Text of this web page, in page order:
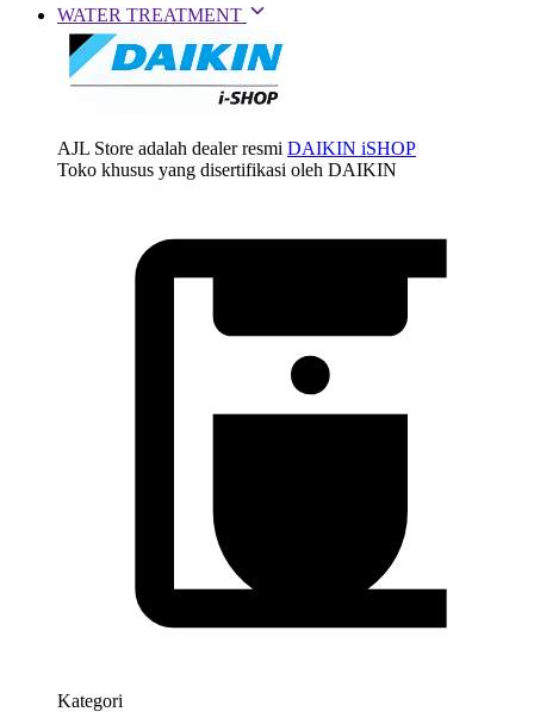
WATER TREATMENT
AJL Store adalah dealer resmi DAIKIN iSHOP
Toko khusus yang disertifikasi oleh DAIKIN
Kategori